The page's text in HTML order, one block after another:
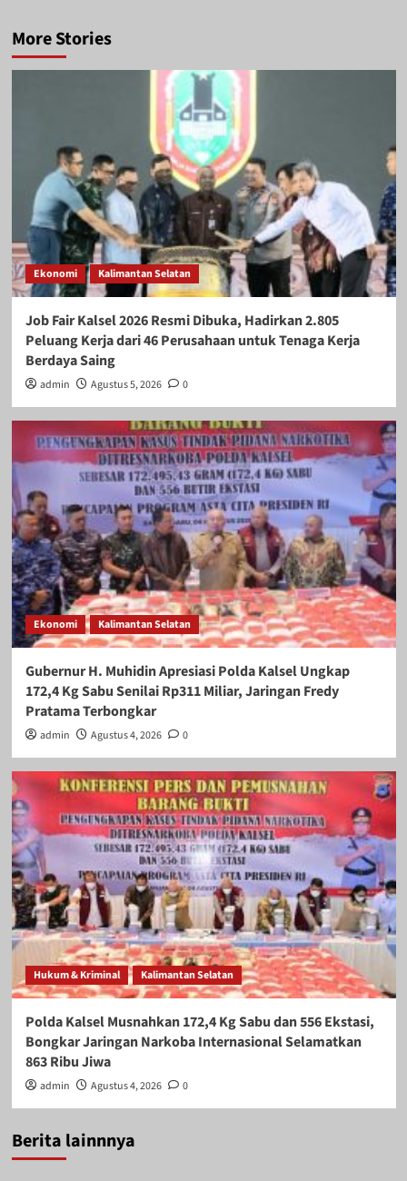
More Stories
Ekonomi Kalimantan Selatan
Job Fair Kalsel 2026 Resmi Dibuka, Hadirkan 2.805
Peluang Kerja dari 46 Perusahaan untuk Tenaga Kerja
Berdaya Saing
admin Agustus 5, 2026 0
Ekonomi Kalimantan Selatan
Gubernur H. Muhidin Apresiasi Polda Kalsel Ungkap
172,4 Kg Sabu Senilai Rp311 Miliar, Jaringan Fredy
Pratama Terbongkar
admin Agustus 4, 2026 0
Hukum & Kriminal Kalimantan Selatan
Polda Kalsel Musnahkan 172,4 Kg Sabu dan 556 Ekstasi,
Bongkar Jaringan Narkoba Internasional Selamatkan
863 Ribu Jiwa
admin Agustus 4, 2026 0
Berita lainnnya